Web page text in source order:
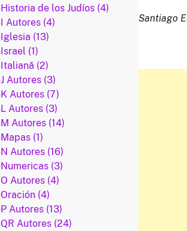
Santiago
Historia de los Judíos (4)
I Autores (4)
Iglesia (13)
Israel (1)
Italiană (2)
J Autores (3)
K Autores (7)
L Autores (3)
M Autores (14)
Mapas (1)
N Autores (16)
Numericas (3)
O Autores (4)
Oración (4)
P Autores (13)
QR Autores (24)